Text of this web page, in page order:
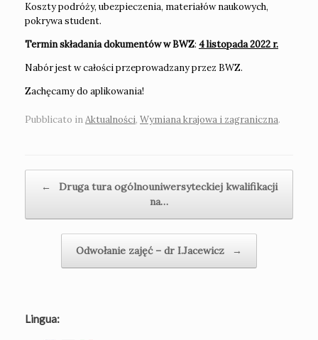
Koszty podróży, ubezpieczenia, materiałów naukowych,
pokrywa student.
Termin składania dokumentów w BWZ: 4 listopada 2022 r.
Nabór jest w całości przeprowadzany przez BWZ.
Zachęcamy do aplikowania!
Pubblicato inAktualności, Wymiana krajowa i zagraniczna.
←
Druga tura ogólnouniwersyteckiej kwalifikacji
na…
Odwołanie zajęć – dr I.Jacewicz →
Lingua: